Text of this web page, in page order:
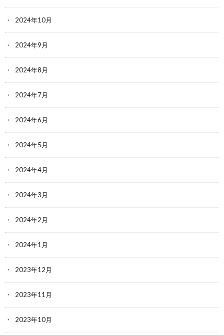
2024年10月
2024年9月
2024年8月
2024年7月
2024年6月
2024年5月
2024年4月
2024年3月
2024年2月
2024年1月
2023年12月
2023年11月
2023年10月